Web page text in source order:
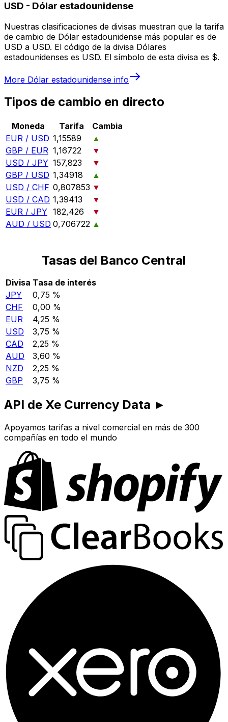
USD - Dólar estadounidense
Nuestras clasificaciones de divisas muestran que la tarifa
de cambio de Dólar estadounidense más popular es de
USD a USD. El código de la divisa Dólares
estadounidenses es USD. El símbolo de esta divisa es $.
More Dólar estadounidense info
Tipos de cambio en directo
Moneda Tarifa
Cambia
EUR / USD 1,15589
▲
GBP / EUR 1,16722
▼
USD / JPY 157,823
▼
GBP / USD 1,34918
▲
USD / CHF 0,807853 ▼
USD / CAD 1,39413
▼
EUR / JPY 182,426
▼
AUD / USD 0,706722 ▲
Tasas del Banco Central
Divisa Tasa de interés
JPY
0,75 %
CHF
0,00 %
EUR
4,25 %
USD
3,75 %
CAD
2,25 %
AUD
3,60 %
NZD
2,25 %
GBP
3,75 %
API de Xe Currency Data ►
Apoyamos tarifas a nivel comercial en más de 300
compañías en todo el mundo